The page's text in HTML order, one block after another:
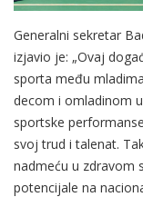
Generalni sekretar
izjavio je: „Ovaj
sporta među
decom i omladinom
sportske
svoj trud i talenat.
nadmeću u zdravom
potencijale na